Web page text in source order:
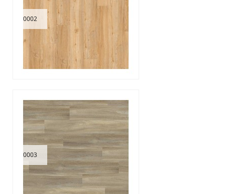
0002
0003